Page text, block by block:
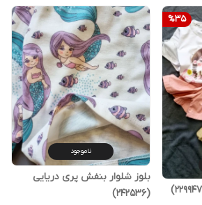
%35
ناموجود
بلوز شلوار بنفش پری دریایی
(242536)